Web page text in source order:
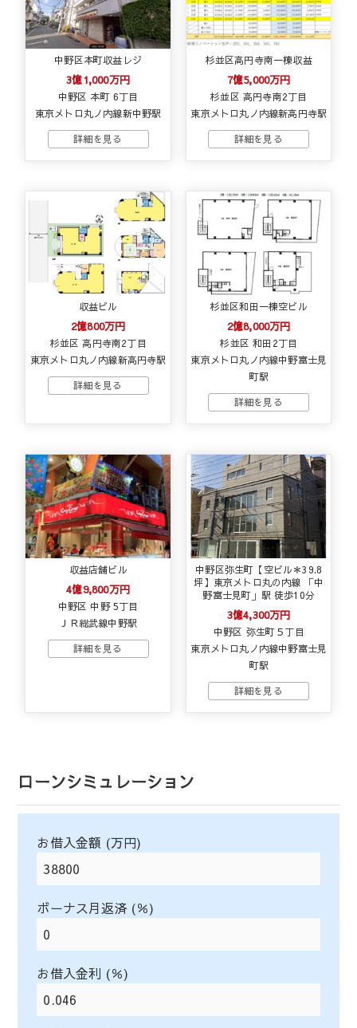
中野区本町収益レジ
3億1,000万円
中野区 本町 6丁目
東京メトロ丸ノ内線新中野駅
杉並区高円寺南一棟収益
7億5,000万円
杉並区 高円寺南2丁目
東京メトロ丸ノ内線新高円寺駅
収益ビル
2億800万円
杉並区 高円寺南2丁目
東京メトロ丸ノ内線新高円寺駅
杉並区和田一棟空ビル
2億8,000万円
杉並区 和田2丁目
東京メトロ丸ノ内線中野富士見
町駅
収益店舗ビル
4億9,800万円
中野区 中野 5丁目
ＪＲ総武線中野駅
中野区弥生町【空ビル＊39.8
坪】東京メトロ丸の内線 「中
野富士見町」駅 徒歩10分
3億4,300万円
中野区 弥生町５丁目
東京メトロ丸ノ内線中野富士見
町駅
ローンシミュレーション
お借入金額 (万円)
ボーナス月返済 (％)
お借入金利 (％)